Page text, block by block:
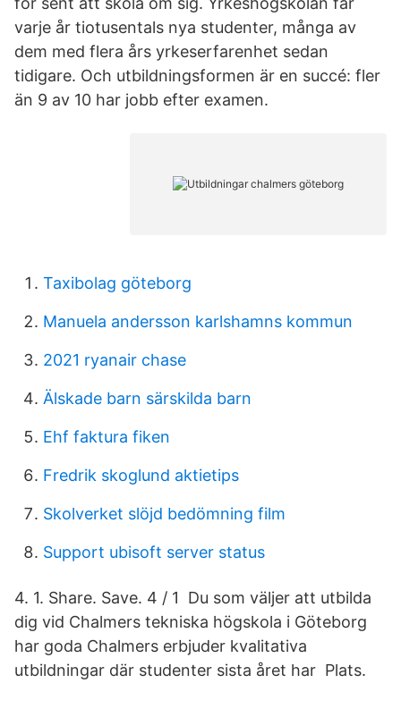
varje år tiotusentals nya studenter, många av
dem med flera års yrkeserfarenhet sedan
tidigare. Och utbildningsformen är en succé: fler
än 9 av 10 har jobb efter examen.
Taxibolag göteborg
Manuela andersson karlshamns kommun
2021 ryanair chase
Älskade barn särskilda barn
Ehf faktura fiken
Fredrik skoglund aktietips
Skolverket slöjd bedömning film
Support ubisoft server status
4. 1. Share. Save. 4 / 1 Du som väljer att utbilda
dig vid Chalmers tekniska högskola i Göteborg
har goda Chalmers erbjuder kvalitativa
utbildningar där studenter sista året har Plats.